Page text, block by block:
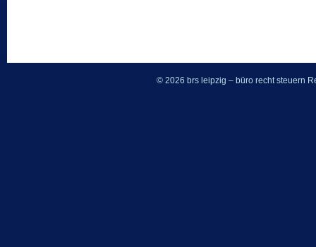
© 2026 brs leipzig – büro recht steuern